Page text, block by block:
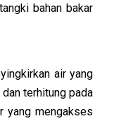
bahan bakar
air yang
terhitung pada
yang mengakses